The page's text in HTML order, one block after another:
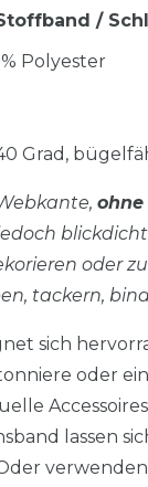
/
Polyester
Grad,
blickdicht
oder
tackern,
sich
oder
lassen